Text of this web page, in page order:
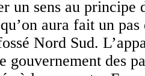
un sens au principe
aura fait un pas
Nord Sud.
gouvernement des